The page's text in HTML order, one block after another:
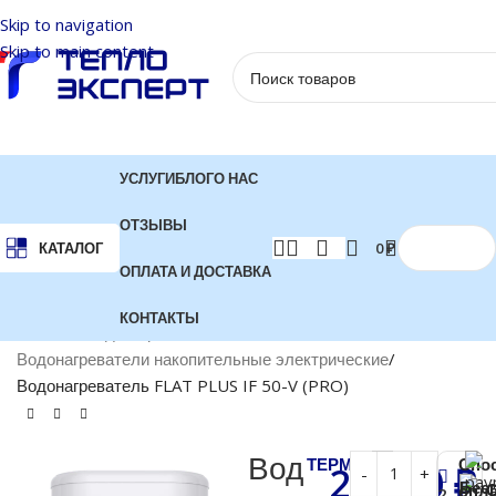
Skip to navigation
Skip to main content
КАТАЛОГ
УСЛУГИБЛОГО НАС
ОТЗЫВЫ
ОПЛАТА И ДОСТАВКА
КОНТАКТЫ
0₽
Водонагреватели накопительные электрические
Водонагреватель FLAT PLUS IF 50-V (PRO)
ВодТЕРМЕКС
22 000₽